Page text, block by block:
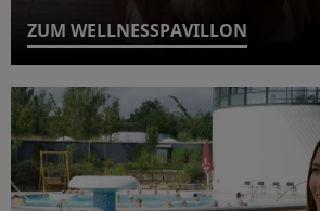
ZUM WELLNESSPAVILLON